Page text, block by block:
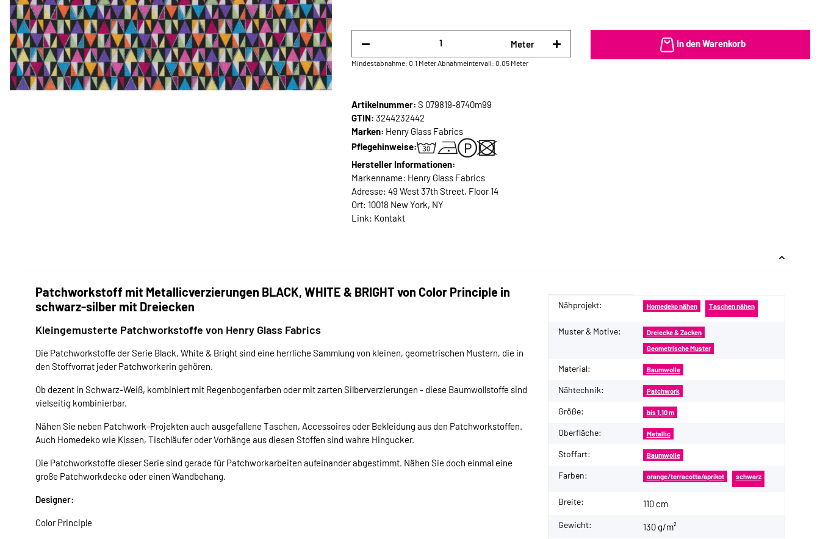
Meter
Mindestabnahme: 0.1 MeterAbnahmeintervall: 0.05 Meter
In den Warenkorb
Artikelnummer: S 079819-8740m99
GTIN: 3244232442
Marken: Henry Glass Fabrics
Pflegehinweise:
Hersteller Informationen:
Markenname: Henry Glass Fabrics
Adresse: 49 West 37th Street, Floor 14
Ort: 10018 New York, NY
Link: Kontakt
Patchworkstoff mit Metallicverzierungen BLACK, WHITE & BRIGHT von Color Principle in
schwarz-silber mit Dreiecken
Kleingemusterte Patchworkstoffe von Henry Glass Fabrics
Die Patchworkstoffe der Serie Black, White & Bright sind eine herrliche Sammlung von kleinen, geometrischen Mustern, die in
den Stoffvorrat jeder Patchworkerin gehören.
Ob dezent in Schwarz-Weiß, kombiniert mit Regenbogenfarben oder mit zarten Silberverzierungen - diese Baumwollstoffe sind
vielseitig kombinierbar.
Nähen Sie neben Patchwork-Projekten auch ausgefallene Taschen, Accessoires oder Bekleidung aus den Patchworkstoffen.
Auch Homedeko wie Kissen, Tischläufer oder Vorhänge aus diesen Stoffen sind wahre Hingucker.
Die Patchworkstoffe dieser Serie sind gerade für Patchworkarbeiten aufeinander abgestimmt. Nähen Sie doch einmal eine
große Patchworkdecke oder einen Wandbehang.
Designer:
Color Principle
Produkteigenschaft
Wert
Nähprojekt: Homedeko nähen Taschen nähen
Muster & Motive: Dreiecke & Zacken
Geometrische Muster
Material: Baumwolle
Nähtechnik: Patchwork
Größe: bis 1,10 m
Oberfläche: Metallic
Stoffart: Baumwolle
Farben: orange/terracotta/aprikot schwarz
Breite: 110 cm
Gewicht: 130 g/m²